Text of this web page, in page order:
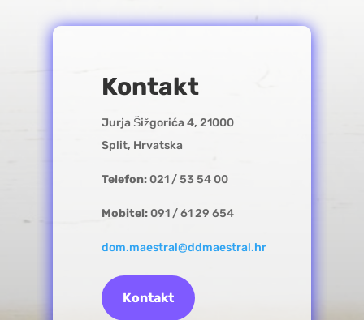
Kontakt
Jurja Šižgorića 4, 21000
Split, Hrvatska
Telefon:021 / 53 54 00
Mobitel:091 / 61 29 654
dom.maestral@ddmaestral.hr
Kontakt